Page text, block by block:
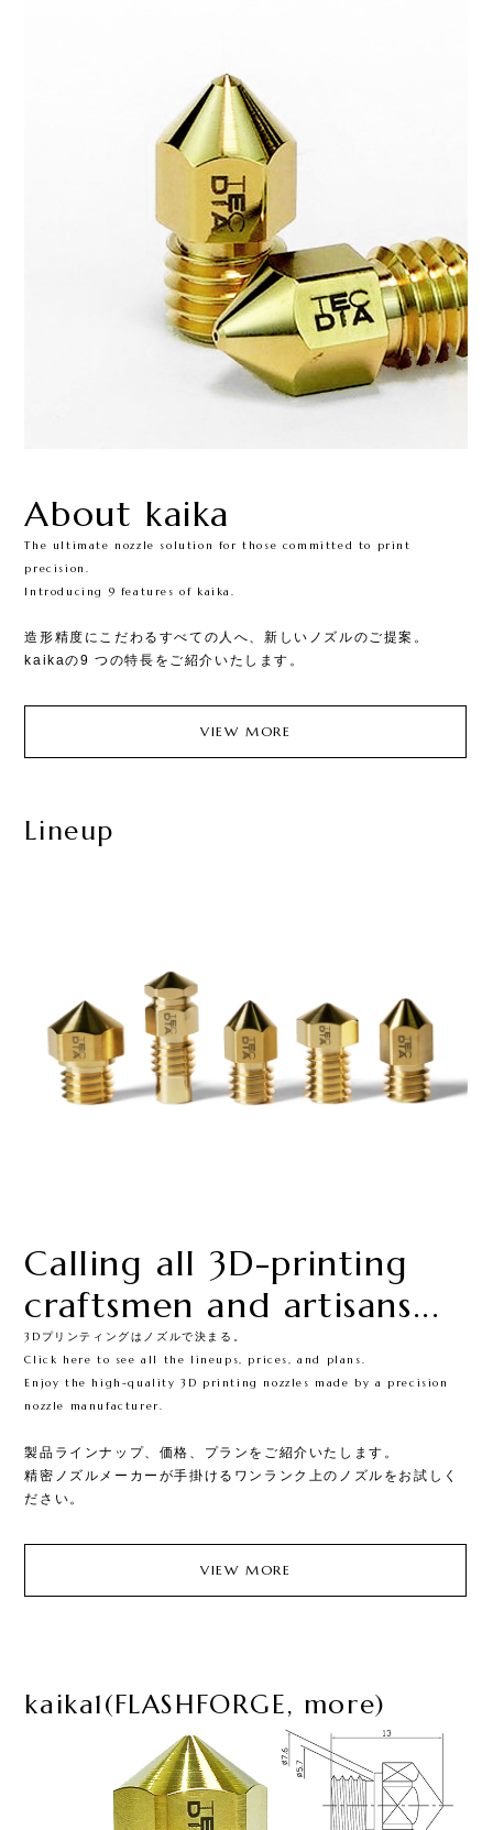
About kaika
The ultimate nozzle solution for those committed to print
precision.​
Introducing 9 features of kaika.
造形精度にこだわるすべての人へ、新しいノズルのご提案。​
kaikaの9 つの特長をご紹介いたします。​
VIEW MORE
Lineup​
Calling all 3D-printing
craftsmen and artisans...
3Dプリンティングはノズルで決まる。
Click here to see all the lineups, prices, and plans.​​
Enjoy the high-quality 3D printing nozzles made by a precision
nozzle manufacturer.​
製品ラインナップ、価格、プランをご紹介いたします。​
精密ノズルメーカーが手掛けるワンランク上のノズルをお試しく
ださい。​
VIEW MORE
kaika1(FLASHFORGE, more)​